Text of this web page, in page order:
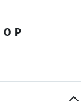
O P